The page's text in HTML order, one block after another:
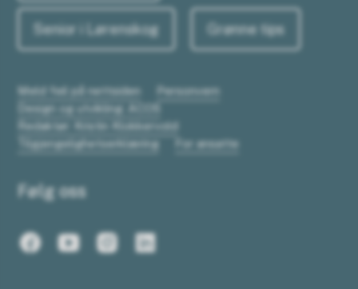
Senior i Lørenskog Grønne tips
Meld feil på nettsiden
Personvern
Design og utvikling: ACOS
Redaktør: Kristin Klokkervold
Tilgjengelighetserklæring
For ansatte
Følg oss
FacebookYoutubeInstagram